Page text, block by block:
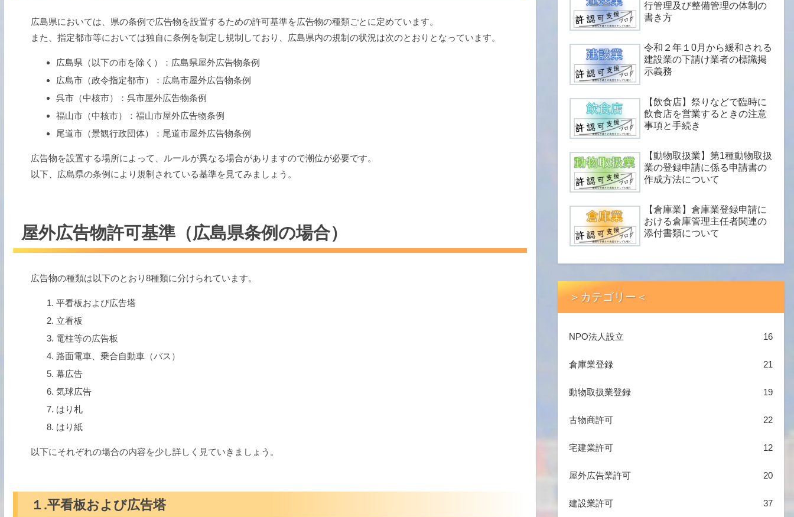
広島県においては、県の条例で広告物を設置するための許可基準を広告物の種類ごとに定めています。
また、指定都市等においては独自に条例を制定し規制しており、広島県内の規制の状況は次のとおりとなっています。
広島県（以下の市を除く）：広島県屋外広告物条例
広島市（政令指定都市）：広島市屋外広告物条例
呉市（中核市）：呉市屋外広告物条例
福山市（中核市）：福山市屋外広告物条例
尾道市（景観行政団体）：尾道市屋外広告物条例
広告物を設置する場所によって、ルールが異なる場合がありますので潮位が必要です。
以下、広島県の条例により規制されている基準を見てみましょう。
屋外広告物許可基準（広島県条例の場合）
広告物の種類は以下のとおり8種類に分けられています。
平看板および広告塔
立看板
電柱等の広告板
路面電車、乗合自動車（バス）
幕広告
気球広告
はり札
はり紙
以下にそれぞれの場合の内容を少し詳しく見ていきましょう。
１.平看板および広告塔
行管理及び整備管理の体制の
書き方
令和２年１0月から緩和される
建設業の下請け業者の標識掲
示義務
【飲食店】祭りなどで臨時に
飲食店を営業するときの注意
事項と手続き
【動物取扱業】第1種動物取扱
業の登録申請に係る申請書の
作成方法について
【倉庫業】倉庫業登録申請に
おける倉庫管理主任者関連の
添付書類について
＞カテゴリー＜
NPO法人設立 16
倉庫業登録 21
動物取扱業登録 19
古物商許可 22
宅建業許可 12
屋外広告業許可 20
建設業許可 37